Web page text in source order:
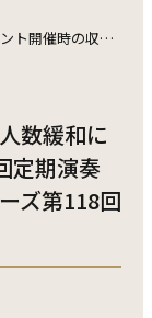
｜9/26第683回定期演奏会・10/3東京オペラシティシリーズ第118回
数緩和に
定期演奏
ズ第118回